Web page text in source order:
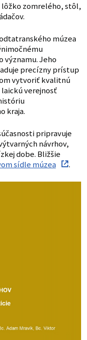
zomrelého, stôl,
múzea
významu. Jeho
precízny prístup
vytvoriť kvalitnú
verejnosť
kraja.
pripravuje
návrhov,
dobe. Bližšie
sídle múzea .